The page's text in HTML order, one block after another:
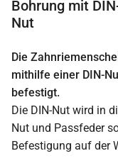
Bohrung mit
Nut
Die
mithilfe einer DIN-
befestigt.
Die DIN-Nut wird in
Nut und Passfeder
Befestigung auf der